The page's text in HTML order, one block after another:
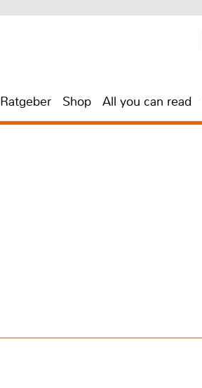
Ratgeber Shop All you can read